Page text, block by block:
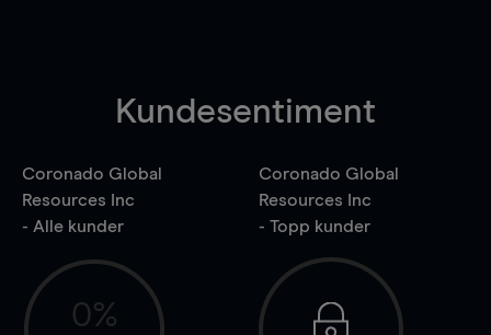
Kundesentiment
Coronado Global
Resources Inc
- Alle kunder
0%
Coronado Global
Resources Inc
- Topp kunder